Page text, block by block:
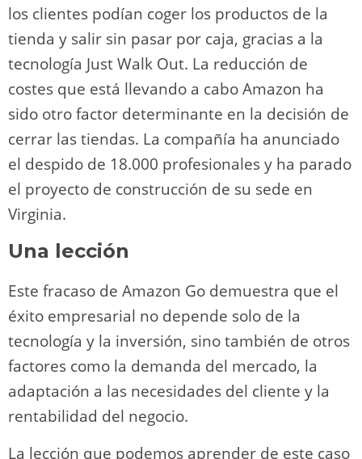
los clientes podían coger los productos de la
tienda y salir sin pasar por caja, gracias a la
tecnología Just Walk Out. La reducción de
costes que está llevando a cabo Amazon ha
sido otro factor determinante en la decisión de
cerrar las tiendas. La compañía ha anunciado
el despido de 18.000 profesionales y ha parado
el proyecto de construcción de su sede en
Virginia.
Una lección
Este fracaso de Amazon Go demuestra que el
éxito empresarial no depende solo de la
tecnología y la inversión, sino también de otros
factores como la demanda del mercado, la
adaptación a las necesidades del cliente y la
rentabilidad del negocio.
La lección que podemos aprender de este caso